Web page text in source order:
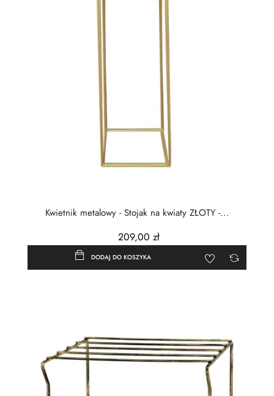
Kwietnik metalowy - Stojak na kwiaty ZŁOTY -...
209,00 zł
DODAJ DO KOSZYKA